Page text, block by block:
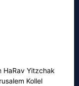
HaRav Yitzchak
Kollel